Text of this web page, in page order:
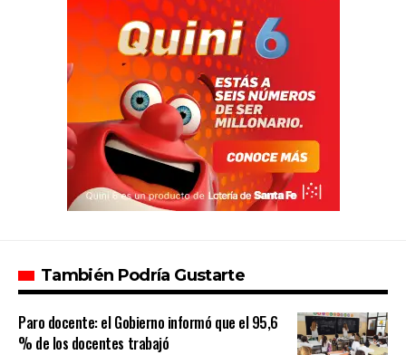
También Podría Gustarte
Paro docente: el Gobierno informó que el 95,6
% de los docentes trabajó